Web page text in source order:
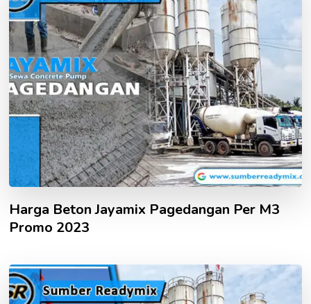
Harga Beton Jayamix Pagedangan Per M3
Promo 2023